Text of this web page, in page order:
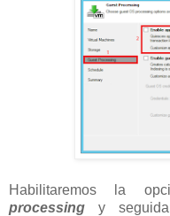
Habilitaremos la
processing y